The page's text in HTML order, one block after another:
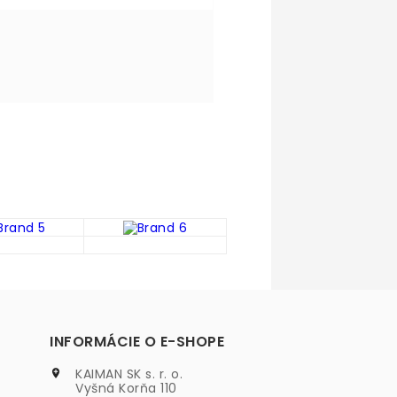
INFORMÁCIE O E-SHOPE

KAIMAN SK s. r. o.
Vyšná Korňa 110